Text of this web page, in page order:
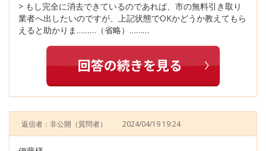
> もし完全に消去できているのであれば、市の無料引き取り
業者へ出したいのですが、上記状態でOKかどうか教えてもら
えると助かりま………（省略）………
返信者：非公開 （質問者） 2024/04/19 19:24